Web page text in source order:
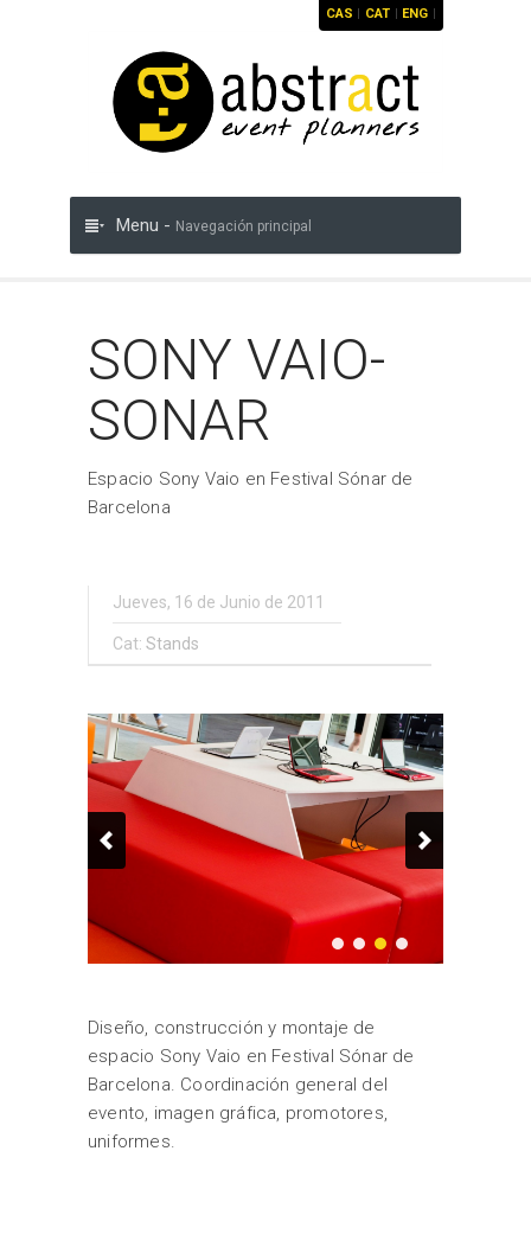
CAS | CAT | ENG |
Menu - Navegación principal
SONY VAIO-
SONAR
Espacio Sony Vaio en Festival Sónar de
Barcelona
Jueves, 16 de Junio de 2011
Cat: Stands
Diseño, construcción y montaje de
espacio Sony Vaio en Festival Sónar de
Barcelona. Coordinación general del
evento, imagen gráfica, promotores,
uniformes.